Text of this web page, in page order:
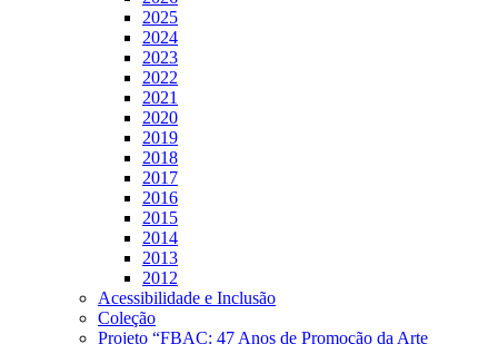
2025
2024
2023
2022
2021
2020
2019
2018
2017
2016
2015
2014
2013
2012
Acessibilidade e Inclusão
Coleção
Projeto “FBAC: 47 Anos de Promoção da Arte